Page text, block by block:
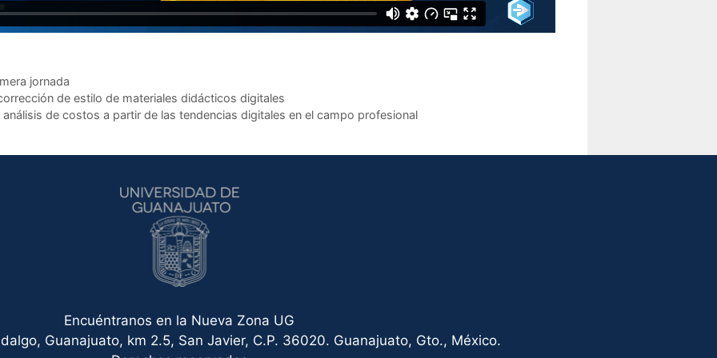
jornada
de estilo de materiales didácticos digitales
análisis de costos a partir de las tendencias digitales en el campo profesional
Encuéntranos en la Nueva Zona UG
Guanajuato, km 2.5, San Javier, C.P. 36020. Guanajuato, Gto., México.